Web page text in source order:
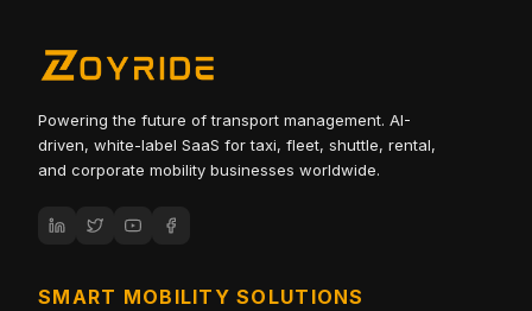
Powering the future of transport management. AI-
driven, white-label SaaS for taxi, fleet, shuttle, rental,
and corporate mobility businesses worldwide.
SMART MOBILITY SOLUTIONS